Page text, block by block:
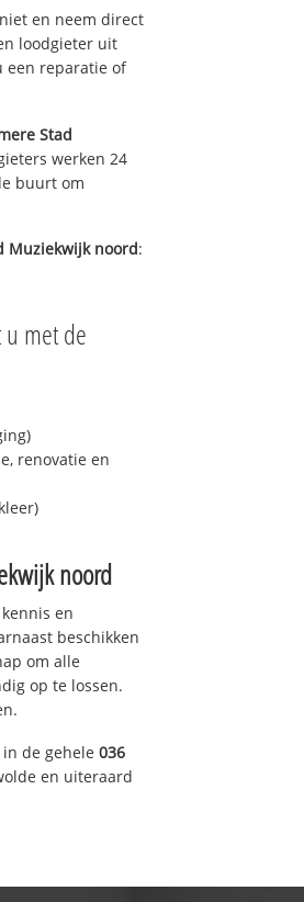
en neem direct
loodgieter uit
een reparatie of
Stad
werken 24
buurt om
Muziekwijk noord:
met de
renovatie en
noord
en
beschikken
om alle
op te lossen.
de gehele 036
en uiteraard